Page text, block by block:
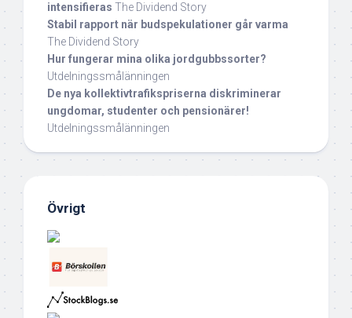
intensifieras The Dividend Story
Stabil rapport när budspekulationer går varma
The Dividend Story
Hur fungerar mina olika jordgubbssorter?
Utdelningssmålänningen
De nya kollektivtrafikspriserna diskriminerar
ungdomar, studenter och pensionärer!
Utdelningssmålänningen
Övrigt